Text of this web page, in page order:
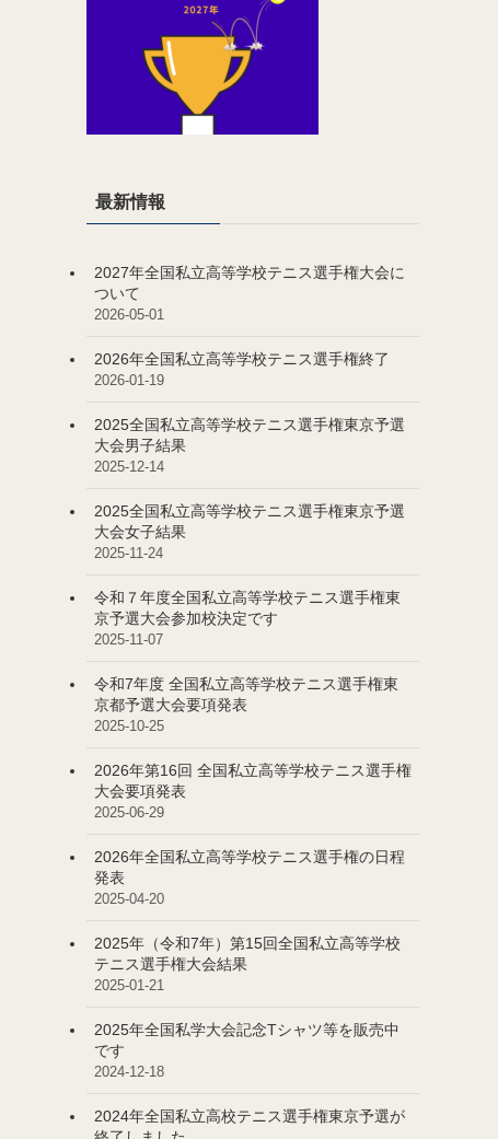
最新情報
2027年全国私立高等学校テニス選手権大会に
ついて
2026-05-01
2026年全国私立高等学校テニス選手権終了
2026-01-19
2025全国私立高等学校テニス選手権東京予選
大会男子結果
2025-12-14
2025全国私立高等学校テニス選手権東京予選
大会女子結果
2025-11-24
令和７年度全国私立高等学校テニス選手権東
京予選大会参加校決定です
2025-11-07
令和7年度 全国私立高等学校テニス選手権東
京都予選大会要項発表
2025-10-25
2026年第16回 全国私立高等学校テニス選手権
大会要項発表
2025-06-29
2026年全国私立高等学校テニス選手権の日程
発表
2025-04-20
2025年（令和7年）第15回全国私立高等学校
テニス選手権大会結果
2025-01-21
2025年全国私学大会記念Tシャツ等を販売中
です
2024-12-18
2024年全国私立高校テニス選手権東京予選が